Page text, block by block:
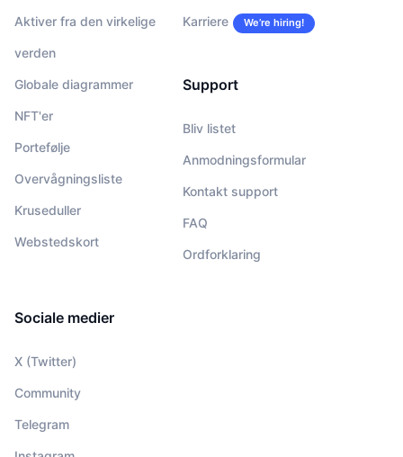
Aktiver fra den virkelige
verden
Globale diagrammer
NFT'er
Portefølje
Overvågningsliste
Kruseduller
Webstedskort
Karriere We’re hiring!
Support
Bliv listet
Anmodningsformular
Kontakt support
FAQ
Ordforklaring
Sociale medier
X (Twitter)
Community
Telegram